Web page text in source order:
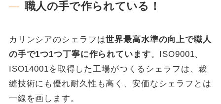
職人の手で作られている！
カリンシアのシェラフは世界最高水準の向上で職人
の手で1つ1つ丁寧に作られています。ISO9001、
ISO14001を取得した工場がつくるシェラフは、裁
縫技術にも優れ耐久性も高く、安価なシェラフとは
一線を画します。